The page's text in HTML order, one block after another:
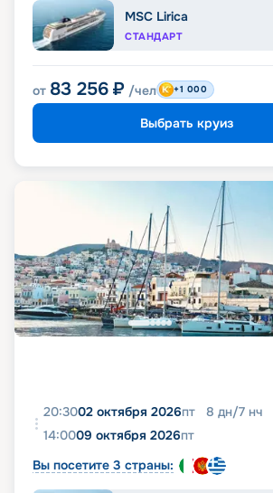
MSC Lirica
СТАНДАРТ
от 83 256 ₽ /чел +1 000
Выбрать круиз
20:3002 октября 2026пт 8 дн/7 нч
14:0009 октября 2026пт
Вы посетите 3 страны: